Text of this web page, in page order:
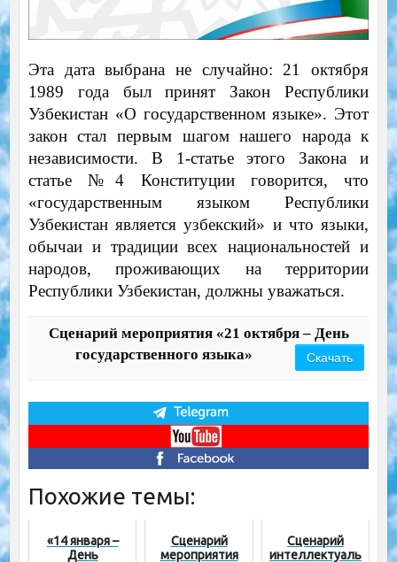
Эта дата выбрана не случайно: 21 октября
1989 года был принят Закон Республики
Узбекистан «О государственном языке». Этот
закон стал первым шагом нашего народа к
независимости. В 1-статье этого Закона и
статье №4 Конституции говорится, что
«государственным языком Республики
Узбекистан является узбекский» и что языки,
обычаи и традиции всех национальностей и
народов, проживающих на территории
Республики Узбекистан, должны уважаться.
Сценарий мероприятия «21 октября – День
государственного языка»
Скачать
Похожие темы:
«14 января –
День
Сценарий
мероприятия
Сценарий
интеллектуаль